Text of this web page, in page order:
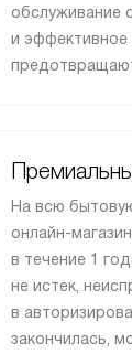
обслуживание
и эффективное
На всю
онлайн-
в течение 1
не истек,
в
закончилась,